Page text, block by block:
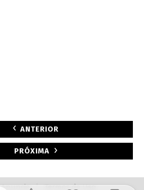
ANTERIOR
PRÓXIMA
Anuncie | Termos de Uso